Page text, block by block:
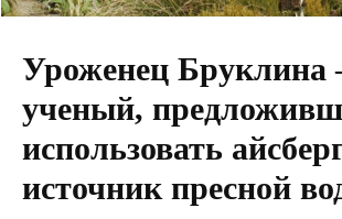
Уроженец
ученый,
использовать
источник пресной